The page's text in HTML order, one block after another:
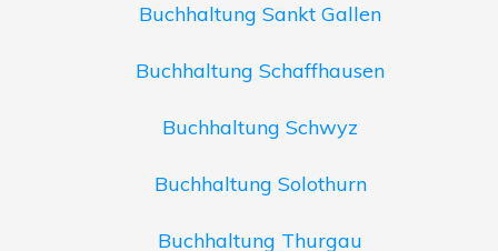
Buchhaltung Sankt Gallen
Buchhaltung Schaffhausen
Buchhaltung Schwyz
Buchhaltung Solothurn
Buchhaltung Thurgau